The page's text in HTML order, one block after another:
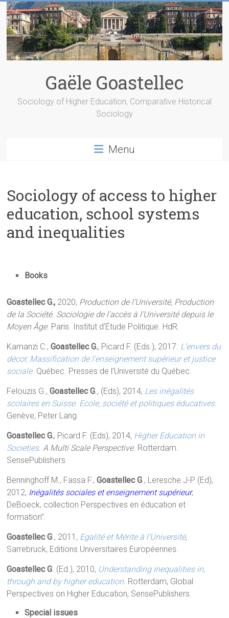
Skip
to
content
Gaële Goastellec
Sociology of Higher Education, Comparative Historical
Sociology
Menu
Sociology of access to higher
education, school systems
and inequalities
Books
Goastellec G., 2020, Production de l’Université, Production
de la Société. Sociologie de l’accès à l’Université depuis le
Moyen Âge. Paris. Institut d’Étude Politique. HdR.
Kamanzi C.,Goastellec G., Picard F. (Eds.), 2017. L’envers du
décor, Massification de l’enseignement supérieur et justice
sociale. Québec. Presses de l’Université du Québec.
Felouzis G.,Goastellec G ., (Eds), 2014, Les inégalités
scolaires en Suisse. Ecole, société et politiques éducatives.
Genève, Peter Lang.
Goastellec G., Picard F. (Eds), 2014, Higher Education in
Societies. A Multi Scale Perspective. Rotterdam.
SensePublishers
Benninghoff M., Fassa F.,Goastellec G ., Leresche J-P (Ed),
2012, Inégalités sociales et enseignement supérieur,
DeBoeck, collection Perspectives en éducation et
formation”.
Goastellec G ., 2011, Egalité et Mérite à l’Université,
Sarrebruck, Editions Universitaires Européennes.
Goastellec G . (Ed.), 2010, Understanding inequalities in,
through and by higher education . Rotterdam, Global
Perspectives on Higher Education, SensePublishers.
Special issues